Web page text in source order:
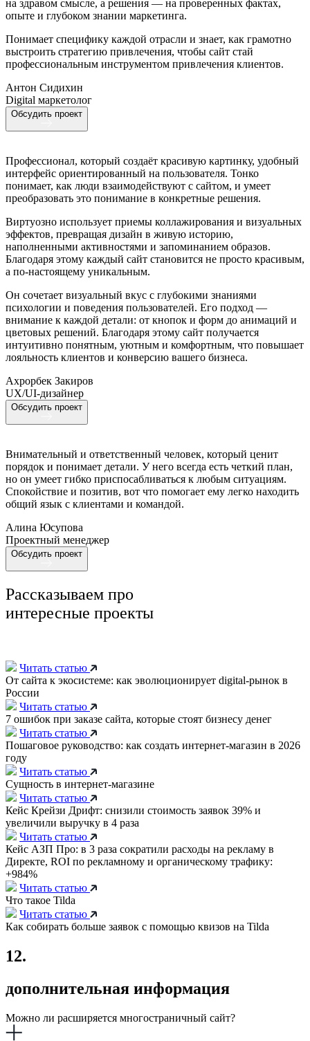
на здравом смысле, а решения — на проверенных фактах,
опыте и глубоком знании маркетинга.
Понимает специфику каждой отрасли и знает, как грамотно
выстроить стратегию привлечения, чтобы сайт стай
профессиональным инструментом привлечения клиентов.
Антон Сидихин
Digital маркетолог
Обсудить проект
Профессионал, который создаёт красивую картинку, удобный
интерфейс ориентированный на пользователя. Тонко
понимает, как люди взаимодействуют с сайтом, и умеет
преобразовать это понимание в конкретные решения.
Виртуозно использует приемы коллажирования и визуальных
эффектов, превращая дизайн в живую историю,
наполненными активностями и запоминанием образов.
Благодаря этому каждый сайт становится не просто красивым,
а по-настоящему уникальным.
Он сочетает визуальный вкус с глубокими знаниями
психологии и поведения пользователей. Его подход —
внимание к каждой детали: от кнопок и форм до анимаций и
цветовых решений. Благодаря этому сайт получается
интуитивно понятным, уютным и комфортным, что повышает
лояльность клиентов и конверсию вашего бизнеса.
Ахрорбек Закиров
UX/UI-дизайнер
Обсудить проект
Внимательный и ответственный человек, который ценит
порядок и понимает детали. У него всегда есть четкий план,
но он умеет гибко приспосабливаться к любым ситуациям.
Спокойствие и позитив, вот что помогает ему легко находить
общий язык с клиентами и командой.
Алина Юсупова
Проектный менеджер
Обсудить проект
Рассказываем про
интересные проекты
Читать статью
От сайта к экосистеме: как эволюционирует digital-рынок в
России
Читать статью
7 ошибок при заказе сайта, которые стоят бизнесу денег
Читать статью
Пошаговое руководство: как создать интернет-магазин в 2026
году
Читать статью
Сущность в интернет-магазине
Читать статью
Кейс Крейзи Дрифт: снизили стоимость заявок 39% и
увеличили выручку в 4 раза
Читать статью
Кейс АЗП Про: в 3 раза сократили расходы на рекламу в
Директе, ROI по рекламному и органическому трафику:
+984%
Читать статью
Что такое Tilda
Читать статью
Как собирать больше заявок с помощью квизов на Tilda
12.
дополнительная информация
Можно ли расширяется многостраничный сайт?